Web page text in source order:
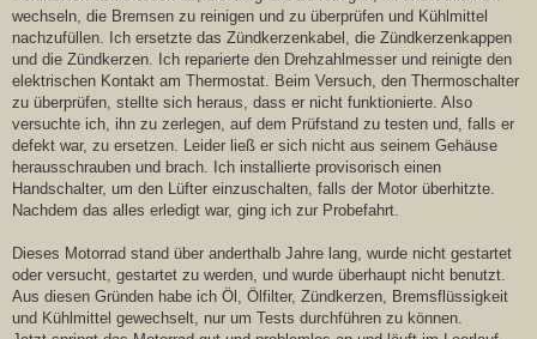
a
wechseln, die Bremsen zu reinigen und zu überprüfen und Kühlmittel
nachzufüllen. Ich ersetzte das Zündkerzenkabel, die Zündkerzenkappen
und die Zündkerzen. Ich reparierte den Drehzahlmesser und reinigte den
elektrischen Kontakt am Thermostat. Beim Versuch, den Thermoschalter
zu überprüfen, stellte sich heraus, dass er nicht funktionierte. Also
versuchte ich, ihn zu zerlegen, auf dem Prüfstand zu testen und, falls er
defekt war, zu ersetzen. Leider ließ er sich nicht aus seinem Gehäuse
herausschrauben und brach. Ich installierte provisorisch einen
Handschalter, um den Lüfter einzuschalten, falls der Motor überhitzte.
Nachdem das alles erledigt war, ging ich zur Probefahrt.
Dieses Motorrad stand über anderthalb Jahre lang, wurde nicht gestartet
oder versucht, gestartet zu werden, und wurde überhaupt nicht benutzt.
Aus diesen Gründen habe ich Öl, Ölfilter, Zündkerzen, Bremsflüssigkeit
und Kühlmittel gewechselt, nur um Tests durchführen zu können.